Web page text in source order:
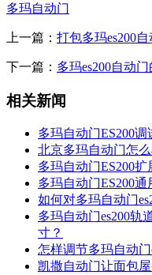
多玛自动门
上一篇： 打包多玛es200
下一篇： 多玛es200自动
相关新闻
多玛自动门ES200
北京多玛自动门怎
多玛自动门ES200
多玛自动门ES200
如何对多玛自动门
多玛自动门es200轨
寸？
怎样调节多玛自动门
凯撒自动门让面包